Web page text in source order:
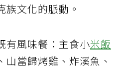
族文化的脈動。
有風味餐：主食小米飯
山當歸烤雞、炸溪魚、